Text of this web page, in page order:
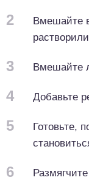
2
Вмешайте
3 Вмешайте
4 Добавьте
5
Готовьте,
6